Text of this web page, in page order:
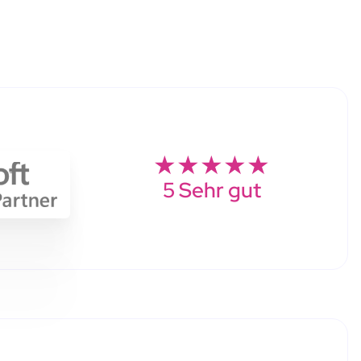
★★★★★
5 Sehr gut